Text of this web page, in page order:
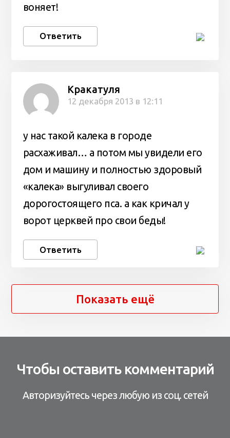
воняет!
Ответить
Кракатуля
12 декабря 2013 в 12:11
у нас такой калека в городе
расхаживал… а потом мы увидели его
дом и машину и полностью здоровый
«калека» выгуливал своего
дорогостоящего пса. а как кричал у
ворот церквей про свои беды!
Ответить
Показать ещё
Чтобы оставить комментарий
Авторизуйтесь через любую из соц. сетей